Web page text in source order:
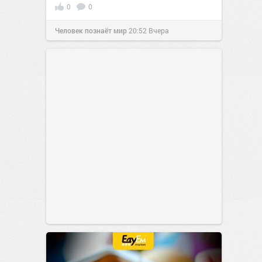
0 0
Человек познаёт мир 20:52 Вчера